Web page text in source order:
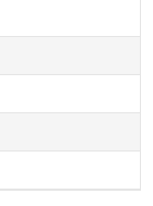
綾瀬』株式
区）様の運営
を中心にサ
有料老人ホー
テル事業、全
上の寮事業
を『会社の